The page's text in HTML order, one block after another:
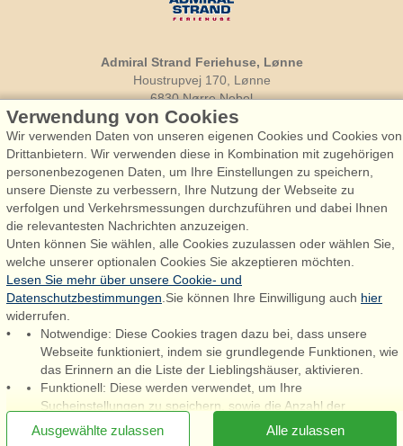
Admiral Strand Feriehuse, Lønne
Houstrupvej 170, Lønne
6830 Nørre Nebel
booking@admiralstrand.com
+45 70 60 87 78
Følg os på: Facebook
Instagram
Admiral Strand Feriehuse ApS | CVR 27 23 39 10 |
Newsletter jetzt abonnieren [x]
Verwendung von Cookies
Wir verwenden Daten von unseren eigenen Cookies und Cookies von
Drittanbietern. Wir verwenden diese in Kombination mit zugehörigen
personenbezogenen Daten, um Ihre Einstellungen zu speichern,
unsere Dienste zu verbessern, Ihre Nutzung der Webseite zu
verfolgen und Verkehrsmessungen durchzuführen und dabei Ihnen
die relevantesten Nachrichten anzuzeigen.
Unten können Sie wählen, alle Cookies zuzulassen oder wählen Sie,
welche unserer optionalen Cookies Sie akzeptieren möchten.
Lesen Sie mehr über unsere Cookie- und
Datenschutzbestimmungen.Sie können Ihre Einwilligung auch hier
widerrufen.
Notwendige: Diese Cookies tragen dazu bei, dass unsere
Webseite funktioniert, indem sie grundlegende Funktionen, wie
das Erinnern an die Liste der Lieblingshäuser, aktivieren.
Funktionell: Diese werden verwendet, um Ihre
Sucheinstellungen zu speichern, sowie die Anzahl der
Personen, Vieh, Ankunftsdatum, etc.
Statistisch: Diese ermöglichen eine bessere Benutzererfahrung,
Alle zulassen
Ausgewählte zulassen